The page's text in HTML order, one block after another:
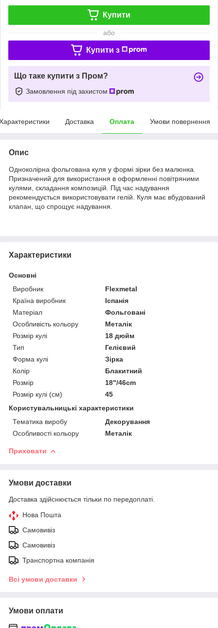
Купити
або
Купити з
Що таке купити з Пром?
Замовлення під захистом
Доставка Оплата Умови повернення
Опис
Одноколірна фольгована куля у формі зірки без малюнка.
Призначений для використання в оформленні повітряними
кулями, складання композицій. Під час надування
рекомендується використовувати гелій. Куля має вбудований
клапан, що спрощує надування.
Характеристики
Основні
Виробник
Flexmetal
Країна виробник
Іспанія
Матеріал
Фольговані
Особливість кольору
Металік
Розмір кулі
18 дюйм
Тип
Гелієвий
Форма кулі
Зірка
Колір
Блакитний
Розмір
18"/46cm
Розмір кулі (см)
45
Користувальницькі характеристики
Тематика виробу
Декорування
Особливості кольору
Металік
Приховати
Умови доставки
Доставка здійснюється тільки по передоплаті.
Нова Пошта
Самовивіз
Самовивіз
Транспортна компанія
Всі умови доставки
Умови оплати